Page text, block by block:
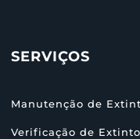
SERVIÇOS
Manutenção de
Verificação de